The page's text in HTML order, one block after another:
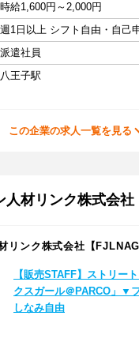
時給1,600円～2,000円
週1日以上 シフト自由・自己
派遣社員
八王子駅
この企業の求人一覧を見る
人材リンク株式会社
リンク株式会社【
【販売STAFF】ストリー
クスガール＠PARCO」▼
しなみ自由